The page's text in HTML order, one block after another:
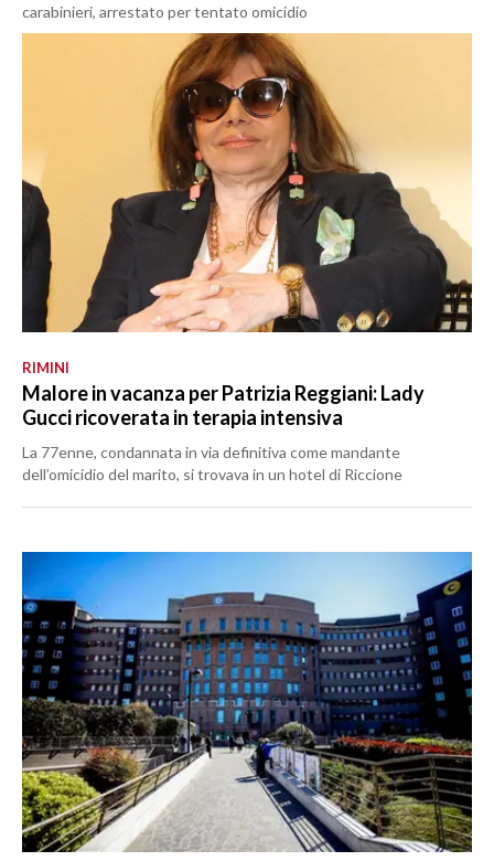
carabinieri, arrestato per tentato omicidio
RIMINI
Malore in vacanza per Patrizia Reggiani: Lady
Gucci ricoverata in terapia intensiva
La 77enne, condannata in via definitiva come mandante
dell’omicidio del marito, si trovava in un hotel di Riccione